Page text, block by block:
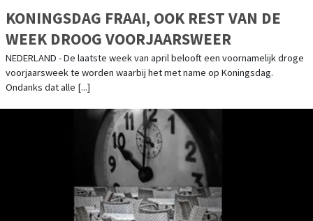
KONINGSDAG FRAAI, OOK REST VAN DE
WEEK DROOG VOORJAARSWEER
NEDERLAND - De laatste week van april belooft een voornamelijk droge
voorjaarsweek te worden waarbij het met name op Koningsdag.
Ondanks dat alle [...]